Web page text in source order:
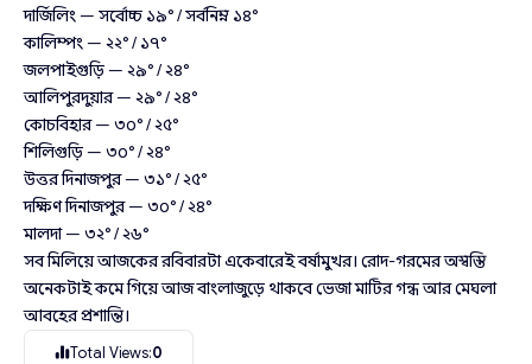
দার্জিলিং — সর্বোচ্চ ১৯° / সর্বনিম্ন ১৪°
কালিম্পং — ২২° / ১৭°
জলপাইগুড়ি — ২৯° / ২৪°
আলিপুরদুয়ার — ২৯° / ২৪°
কোচবিহার — ৩০° / ২৫°
শিলিগুড়ি — ৩০° / ২৪°
উত্তর দিনাজপুর — ৩১° / ২৫°
দক্ষিণ দিনাজপুর — ৩০° / ২৪°
মালদা — ৩২° / ২৬°
সব মিলিয়ে আজকের রবিবারটা একেবারেই বর্ষামুখর। রোদ-গরমের অস্বস্তি
অনেকটাই কমে গিয়ে আজ বাংলাজুড়ে থাকবে ভেজা মাটির গন্ধ আর মেঘলা
আবহের প্রশান্তি।
Total Views:0